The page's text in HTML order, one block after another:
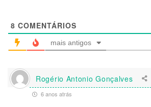
8 COMENTÁRIOS
mais antigos
Rogério Antonio Gonçalves
6 anos atrás